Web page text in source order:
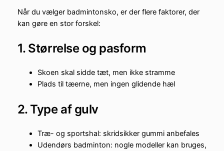
Når du vælger badmintonsko, er der flere faktorer, der
kan gøre en stor forskel:
1. Størrelse og pasform
Skoen skal sidde tæt, men ikke stramme
Plads til tæerne, men ingen glidende hæl
2. Type af gulv
Træ- og sportshal: skridsikker gummi anbefales
Udendørs badminton: nogle modeller kan bruges,